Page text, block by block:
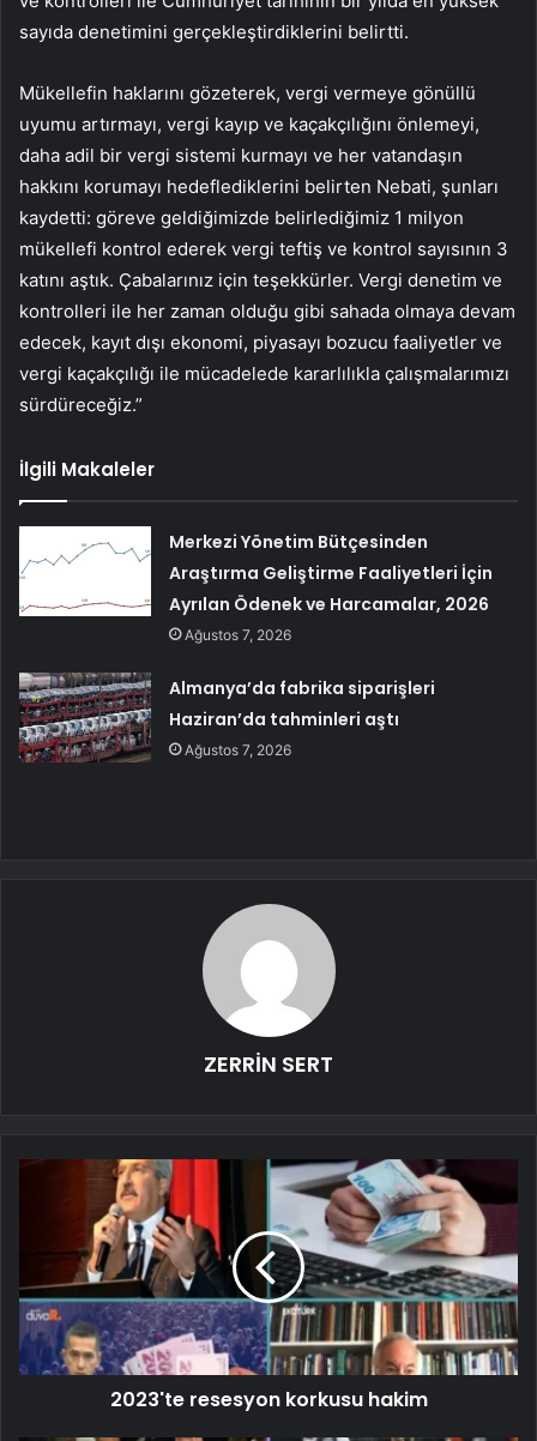
sayıda denetimini gerçekleştirdiklerini belirtti.
Mükellefin haklarını gözeterek, vergi vermeye gönüllü
uyumu artırmayı, vergi kayıp ve kaçakçılığını önlemeyi,
daha adil bir vergi sistemi kurmayı ve her vatandaşın
hakkını korumayı hedeflediklerini belirten Nebati, şunları
kaydetti: göreve geldiğimizde belirlediğimiz 1 milyon
mükellefi kontrol ederek vergi teftiş ve kontrol sayısının 3
katını aştık. Çabalarınız için teşekkürler. Vergi denetim ve
kontrolleri ile her zaman olduğu gibi sahada olmaya devam
edecek, kayıt dışı ekonomi, piyasayı bozucu faaliyetler ve
vergi kaçakçılığı ile mücadelede kararlılıkla çalışmalarımızı
sürdüreceğiz.”
İlgili Makaleler
Merkezi Yönetim Bütçesinden
Araştırma Geliştirme Faaliyetleri İçin
Ayrılan Ödenek ve Harcamalar, 2026
Ağustos 7, 2026
Almanya’da fabrika siparişleri
Haziran’da tahminleri aştı
Ağustos 7, 2026
ZERRİN SERT
2023'te resesyon korkusu hakim